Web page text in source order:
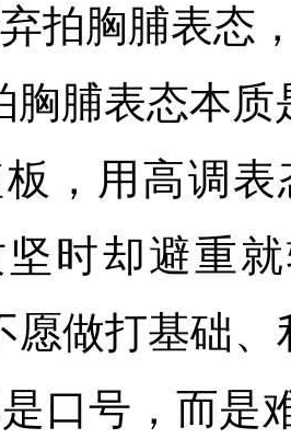
胸脯表态，
胸脯表态本
，用高调
时却避重
愿做打基础
口号，而是